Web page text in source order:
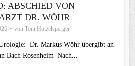
ABSCHIED VON
DR. WÖHR
von Toni Hötzelsperger
Dr. Markus Wöhr übergibt an
Bach Rosenheim–Nach...